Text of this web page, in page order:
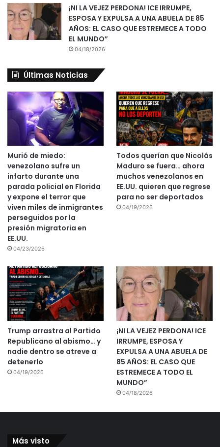
¡NI LA VEJEZ PERDONA! ICE IRRUMPE,
ESPOSA Y EXPULSA A UNA ABUELA DE 85
AÑOS: EL CASO QUE ESTREMECE A TODO
EL MUNDO”
04/18/2026
Últimas Noticias
Murió de miedo:
venezolano sufre un
infarto durante una
parada policial en Florida
y expone el terror que
viven miles de inmigrantes
perseguidos por la
presión migratoria en
EE.UU.
04/23/2026
Todos querían que Nicolás
Maduro se fuera… ahora
muchos venezolanos en
EE.UU. quieren que regrese
para no ser deportados
04/19/2026
Trump arrastra al Partido
Republicano al abismo… y
nadie dentro se atreve a
detenerlo
04/19/2026
¡NI LA VEJEZ PERDONA! ICE
IRRUMPE, ESPOSA Y
EXPULSA A UNA ABUELA DE
85 AÑOS: EL CASO QUE
ESTREMECE A TODO EL
MUNDO”
04/18/2026
Más visto